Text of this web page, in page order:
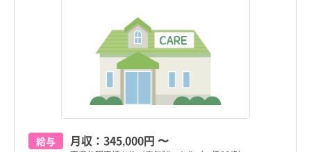
給与 月収： 345,000円 〜